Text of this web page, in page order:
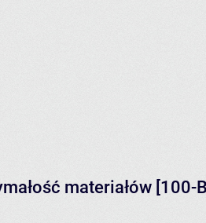
materiałów [100-